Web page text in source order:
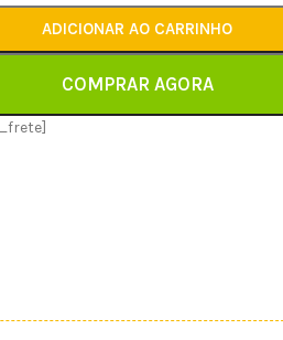
ADICIONAR AO CARRINHO
COMPRAR AGORA